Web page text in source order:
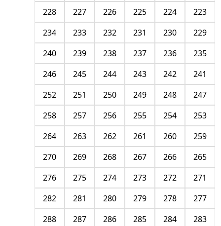
223
224
225
226
227
228
229
230
231
232
233
234
235
236
237
238
239
240
241
242
243
244
245
246
247
248
249
250
251
252
253
254
255
256
257
258
259
260
261
262
263
264
265
266
267
268
269
270
271
272
273
274
275
276
277
278
279
280
281
282
283
284
285
286
287
288